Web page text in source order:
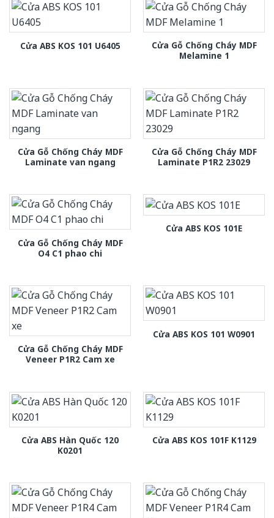
Cửa ABS KOS 101 U6405
Cửa Gỗ Chống Cháy MDF
Melamine 1
Cửa Gỗ Chống Cháy MDF
Laminate van ngang
Cửa Gỗ Chống Cháy MDF
Laminate P1R2 23029
Cửa Gỗ Chống Cháy MDF
O4 C1 phao chi
Cửa ABS KOS 101E
Cửa Gỗ Chống Cháy MDF
Veneer P1R2 Cam xe
Cửa ABS KOS 101 W0901
Cửa ABS Hàn Quốc 120
K0201
Cửa ABS KOS 101F K1129